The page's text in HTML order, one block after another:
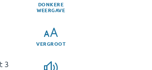
DONKERE
WEERGAVE
VERGROOT
3